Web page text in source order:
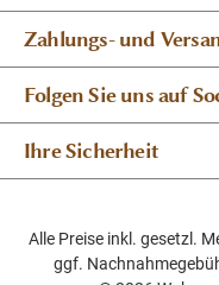
Zahlungs- und
Folgen Sie uns auf
Ihre Sicherheit
Alle Preise inkl. gesetzl.
ggf.